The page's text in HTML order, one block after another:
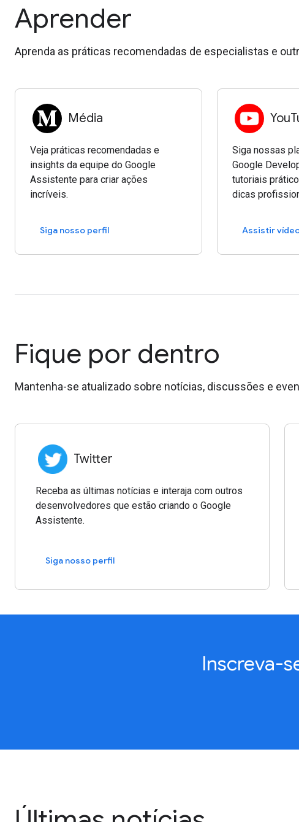
Aprender
Aprenda as práticas recomendadas de especialistas e
Média
Veja práticas recomendadas e
insights da equipe do Google
Assistente para criar ações
incríveis.
Siga nosso perfil
Siga nossas
Google
tutoriais
dicas
Assistir
Fique por dentro
Mantenha-se atualizado sobre notícias, discussões e
Twitter
Receba as últimas notícias e interaja com outros
desenvolvedores que estão criando o Google
Assistente.
Siga nosso perfil
Inscreva-